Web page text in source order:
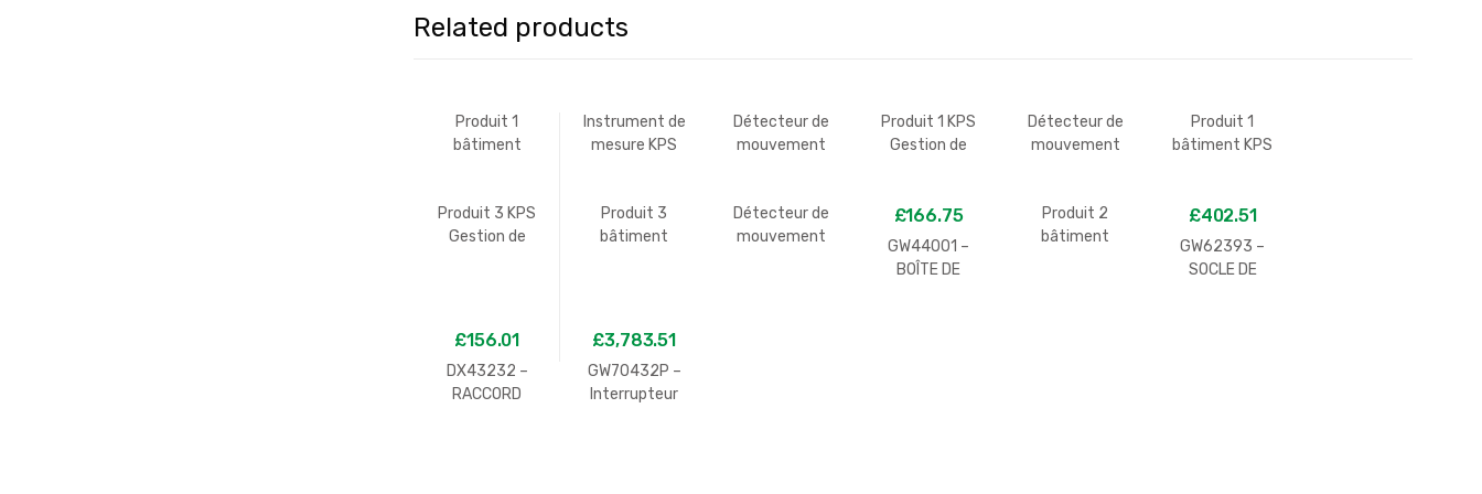
Related products
Produit 1
bâtiment
Instrument de
mesure KPS
Détecteur de
mouvement
Produit 1 KPS
Gestion de
Détecteur de
mouvement
Produit 1
bâtiment KPS
Produit 3 KPS
Gestion de
Produit 3
bâtiment
Détecteur de
mouvement
£166.75
GW44001 –
BOÎTE DE
Produit 2
bâtiment
£402.51
GW62393 –
SOCLE DE
£156.01
DX43232 –
RACCORD
£3,783.51
GW70432P –
Interrupteur